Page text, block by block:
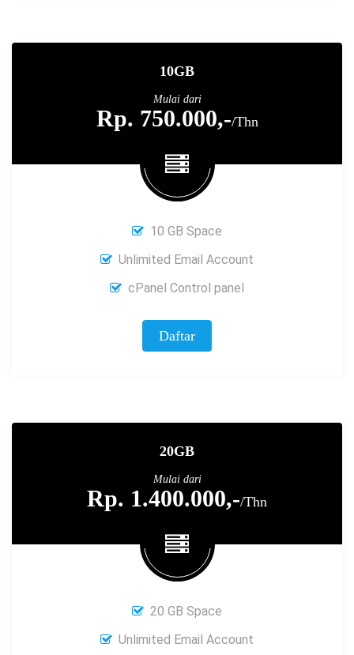
10GB
Mulai dari
Rp. 750.000,-/Thn
10 GB Space
Unlimited Email Account
cPanel Control panel
Daftar
20GB
Mulai dari
Rp. 1.400.000,-/Thn
20 GB Space
Unlimited Email Account